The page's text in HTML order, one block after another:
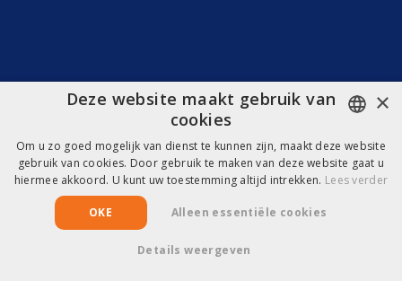
DUTCH
FRENCH
×
Deze website maakt gebruik van
cookies
Om u zo goed mogelijk van dienst te kunnen zijn, maakt deze website
gebruik van cookies. Door gebruik te maken van deze website gaat u
hiermee akkoord. U kunt uw toestemming altijd intrekken. Lees verder
OKE Alleen essentiële cookies
Details weergeven